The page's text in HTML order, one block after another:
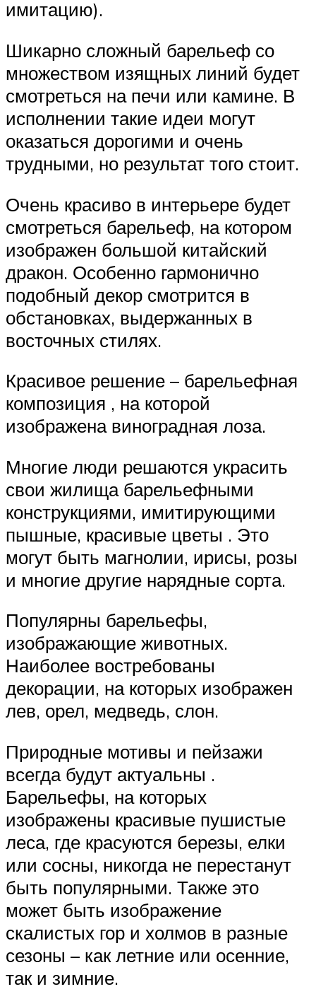
имитацию).
Шикарно сложный барельеф со
множеством изящных линий будет
смотреться на печи или камине. В
исполнении такие идеи могут
оказаться дорогими и очень
трудными, но результат того стоит.
Очень красиво в интерьере будет
смотреться барельеф, на котором
изображен большой китайский
дракон. Особенно гармонично
подобный декор смотрится в
обстановках, выдержанных в
восточных стилях.
Красивое решение – барельефная
композиция , на которой
изображена виноградная лоза.
Многие люди решаются украсить
свои жилища барельефными
конструкциями, имитирующими
пышные, красивые цветы . Это
могут быть магнолии, ирисы, розы
и многие другие нарядные сорта.
Популярны барельефы,
изображающие животных.
Наиболее востребованы
декорации, на которых изображен
лев, орел, медведь, слон.
Природные мотивы и пейзажи
всегда будут актуальны .
Барельефы, на которых
изображены красивые пушистые
леса, где красуются березы, елки
или сосны, никогда не перестанут
быть популярными. Также это
может быть изображение
скалистых гор и холмов в разные
сезоны – как летние или осенние,
так и зимние.